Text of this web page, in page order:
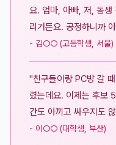
요. 엄마, 아빠, 저, 동생
리거든요. 공정하니까
- 김○○ (고등학생, 서울)
"친구들이랑 PC방 갈
렸는데요. 이제는 후보
간도 아끼고 싸우지도
- 이○○ (대학생, 부산)